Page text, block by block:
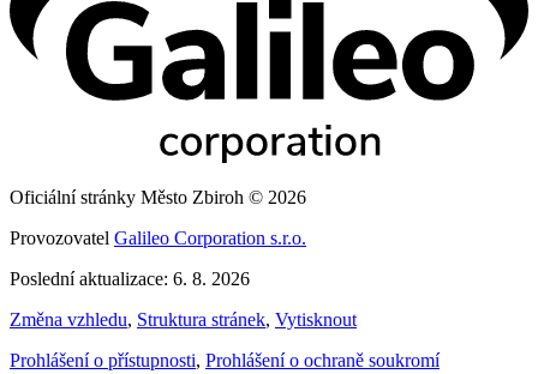
Oficiální stránky Město Zbiroh © 2026
Provozovatel Galileo Corporation s.r.o.
Poslední aktualizace: 6. 8. 2026
Změna vzhledu, Struktura stránek, Vytisknout
Prohlášení o přístupnosti, Prohlášení o ochraně soukromí